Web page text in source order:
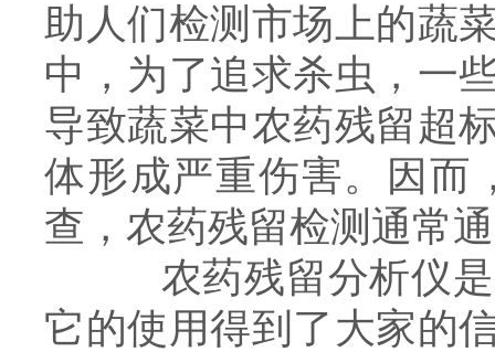
助人们检测市场上的蔬
中，为了追求杀虫，一
导致蔬菜中农药残留超
体形成严重伤害。因而
查，农药残留检测通常
农药残留分析仪是
它的使用得到了大家的